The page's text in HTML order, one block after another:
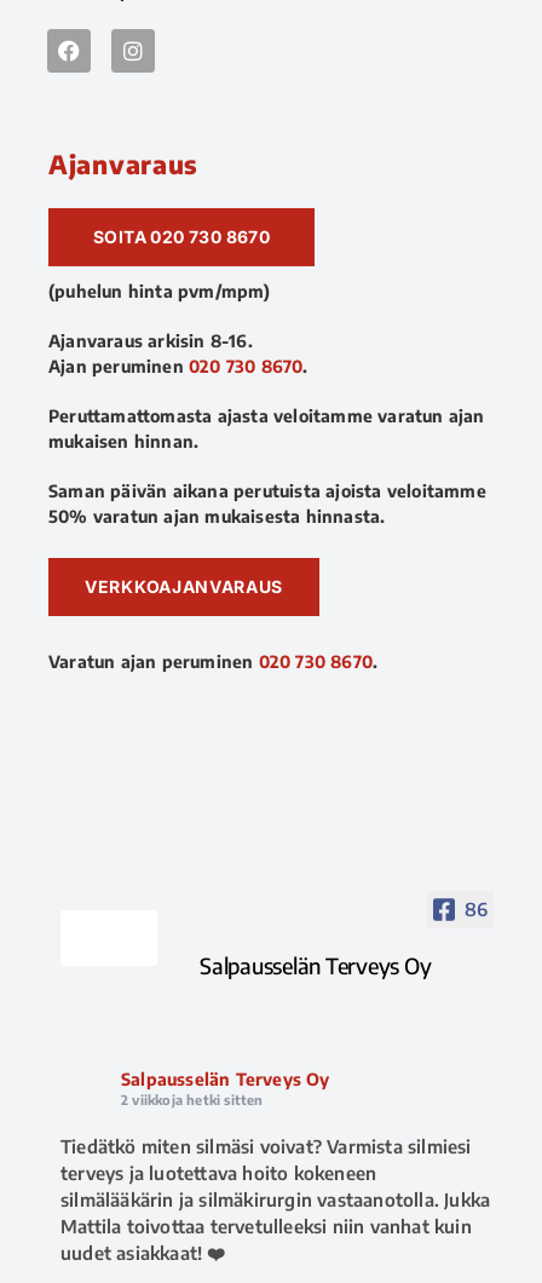
Ajanvaraus
SOITA 020 730 8670
(puhelun hinta pvm/mpm)
Ajanvaraus arkisin 8-16.
Ajan peruminen 020 730 8670.
Peruttamattomasta ajasta veloitamme varatun ajan
mukaisen hinnan.
Saman päivän aikana perutuista ajoista veloitamme
50% varatun ajan mukaisesta hinnasta.
VERKKOAJANVARAUS
Varatun ajan peruminen 020 730 8670.
86
Salpausselän Terveys Oy
Salpausselän Terveys Oy
2 viikkoja hetki sitten
Tiedätkö miten silmäsi voivat? Varmista silmiesi
terveys ja luotettava hoito kokeneen
silmälääkärin ja silmäkirurgin vastaanotolla. Jukka
Mattila toivottaa tervetulleeksi niin vanhat kuin
uudet asiakkaat! ❤️